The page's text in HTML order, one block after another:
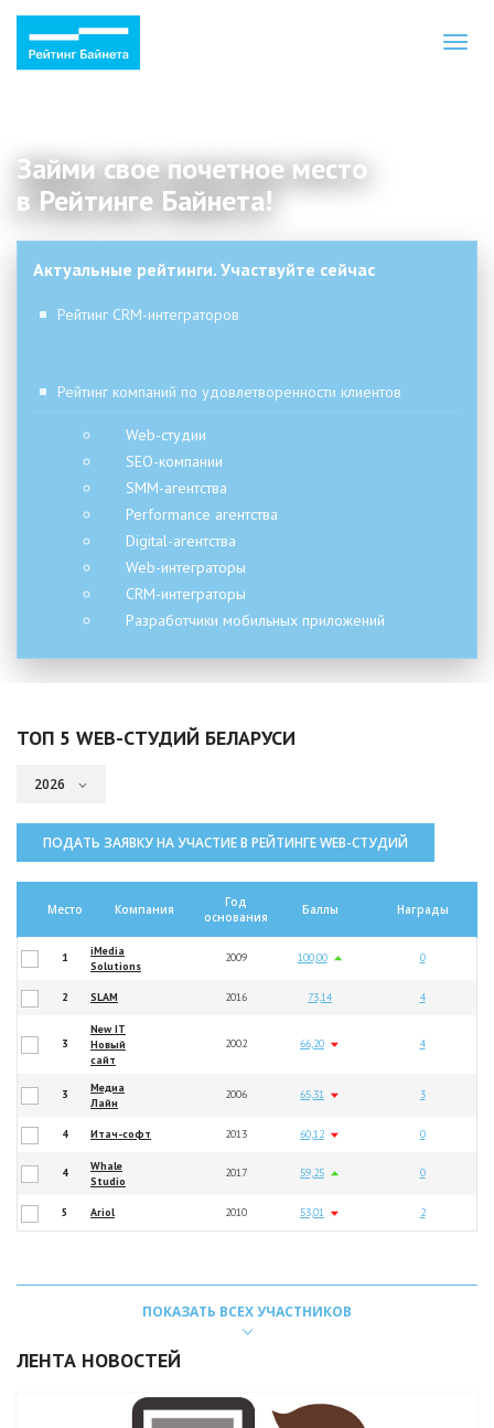
Займи свое почетное место
в Рейтинге Байнета!
Актуальные рейтинги. Участвуйте сейчас
Рейтинг CRM-интеграторов
Рейтинг компаний по удовлетворенности клиентов
Web-студии
SEO-компании
SMM-агентства
Performance агентства
Digital-агентства
Web-интеграторы
CRM-интеграторы
Разработчики мобильных приложений
ТОП 5 WEB-СТУДИЙ БЕЛАРУСИ
ПОДАТЬ ЗАЯВКУ НА УЧАСТИЕ В РЕЙТИНГЕ WEB-СТУДИЙ
Место Компания
Год
основания
Баллы Награды
1
iMedia
Solutions
2009 100,00 0
2 SLAM 2016 73,14 4
3
New IT
Новый
сайт
2002 66,20 4
3
Медиа
Лайн
2006 65,31 3
4 Итач-софт 2013 60,12 0
4
Whale
Studio
2017 59,25 0
5 Ariol 2010 53,01 2
ПОКАЗАТЬ ВСЕХ УЧАСТНИКОВ
ЛЕНТА НОВОСТЕЙ